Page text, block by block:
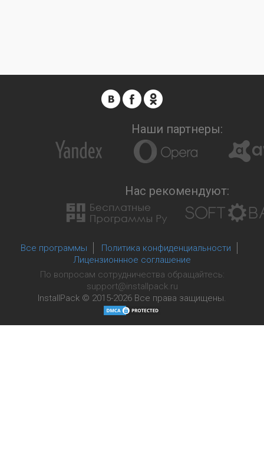
Наши партнеры:
Нас рекомендуют:
Все программы
Политика конфиденциальности
Лицензионнное соглашение
По вопросам сотрудничества обращайтесь:
support@installpack.ru
InstallPack © 2015-2026 Все права защищены.